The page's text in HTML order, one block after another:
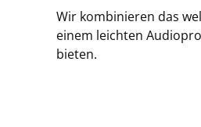
Wir kombinieren das
einem leichten
bieten.